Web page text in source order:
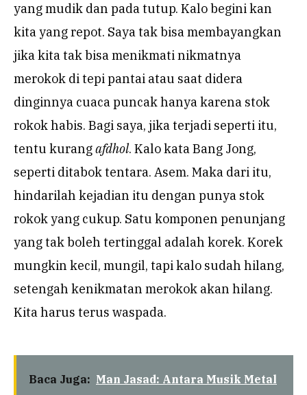
yang mudik dan pada tutup. Kalo begini kan
kita yang repot. Saya tak bisa membayangkan
jika kita tak bisa menikmati nikmatnya
merokok di tepi pantai atau saat didera
dinginnya cuaca puncak hanya karena stok
rokok habis. Bagi saya, jika terjadi seperti itu,
tentu kurangafdhol. Kalo kata Bang Jong,
seperti ditabok tentara. Asem. Maka dari itu,
hindarilah kejadian itu dengan punya stok
rokok yang cukup. Satu komponen penunjang
yang tak boleh tertinggal adalah korek. Korek
mungkin kecil, mungil, tapi kalo sudah hilang,
setengah kenikmatan merokok akan hilang.
Kita harus terus waspada.
Baca Juga: Man Jasad: Antara Musik Metal